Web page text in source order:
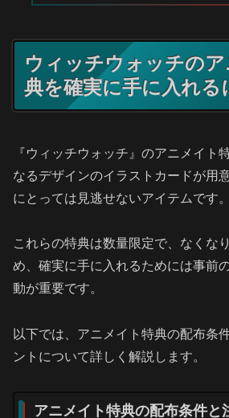
ウィッチウォッチの
典を確実に手に入れる
『ウィッチウォッチ』のアニメイト
なるデザインのイラストカードが用
にとっては見逃せないアイテムです。
これらの特典は数量限定で、なくな
め、確実に手に入れるためには事前
動が重要です。
以下では、アニメイト特典の配布条
ントについて詳しく解説します。
アニメイト特典の配布条件と